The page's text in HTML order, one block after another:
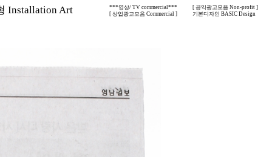
Installation Art ***영상/ TV commercial***
[ 공익광고모음 Non-profit ]
[ 상업광고모음 Commercial ]
기본디자인 BASIC Design